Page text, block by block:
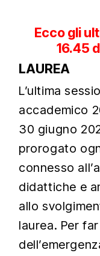
Ecco gli
16.45
LAUREA
L’ultima
accademico
30 giugno
prorogato
connesso
didattiche e
allo
laurea. Per